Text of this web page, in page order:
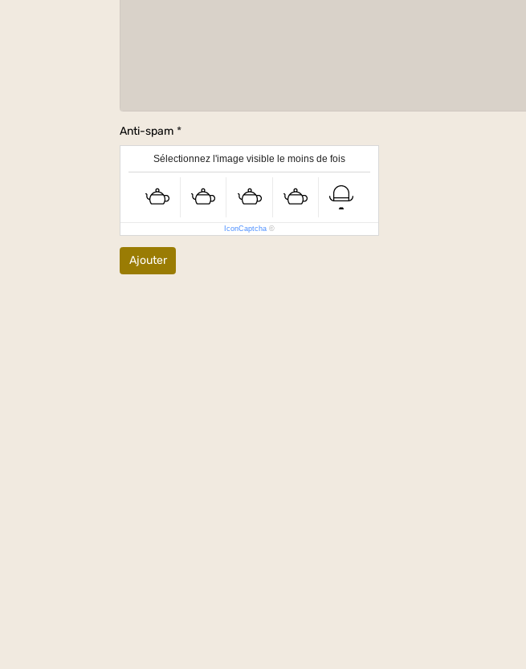
Anti-spam
Sélectionnez l'image visible le moins de fois
IconCaptcha ©
Ajouter